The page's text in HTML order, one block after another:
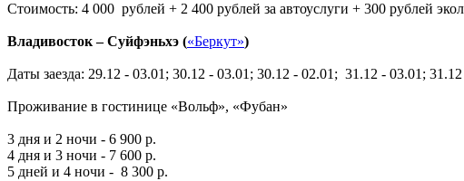
Стоимость: 4 000 рублей + 2 400 рублей за автоуслуги + 300 рублей
Владивосток – Суйфэньхэ («Беркут»)
Даты заезда: 29.12 - 03.01; 30.12 - 03.01; 30.12 - 02.01; 31.12 - 03.01;
Проживание в гостинице «Вольф», «Фубан»
3 дня и 2 ночи - 6 900 р.
4 дня и 3 ночи - 7 600 р.
5 дней и 4 ночи - 8 300 р.